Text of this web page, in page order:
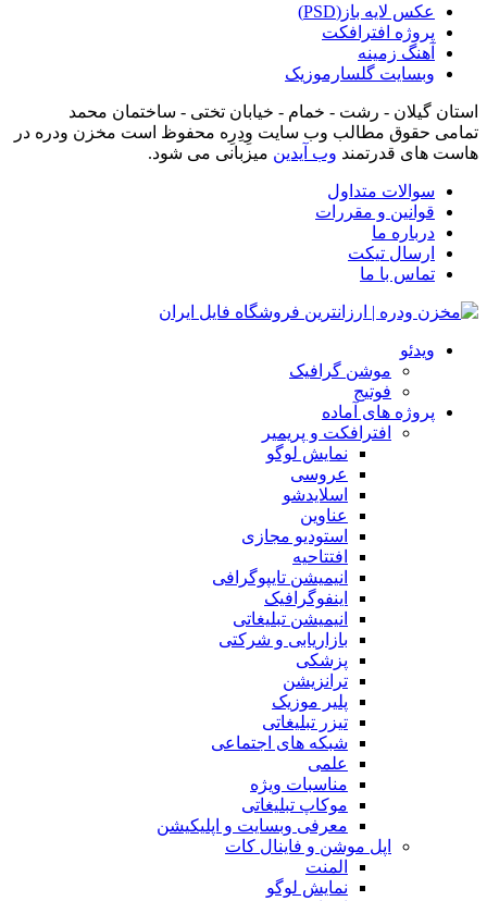
عکس لایه باز(PSD)
پروژه افترافکت
آهنگ زمینه
وبسایت گلسارموزیک
استان گیلان - رشت - خمام - خیابان تختی - ساختمان محمد
تمامی حقوق مطالب وب سایت وِدِرِه محفوظ است مخزن ودره در
هاست های قدرتمند وب آیدین میزبانی می شود.
سوالات متداول
قوانین و مقررات
درباره ما
ارسال تیکت
تماس با ما
ویدئو
موشن گرافیک
فوتیج
پروژه های آماده
افترافکت و پریمیر
نمایش لوگو
عروسی
اسلایدشو
عناوین
استودیو مجازی
افتتاحیه
انیمیشن تایپوگرافی
اینفوگرافیک
انیمیشن تبلیغاتی
بازاریابی و شرکتی
پزشکی
ترانزیشن
پلیر موزیک
تیزر تبلیغاتی
شبکه های اجتماعی
علمی
مناسبات ویژه
موکاپ تبلیغاتی
معرفی وبسایت و اپلیکیشن
اپل موشن و فاینال کات
المنت
نمایش لوگو